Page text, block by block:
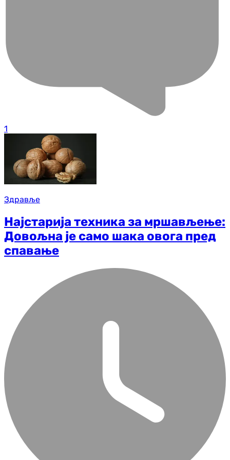
1
Здравље
Најстарија техника за мршављење:
Довољна је само шака овога пред
спавање